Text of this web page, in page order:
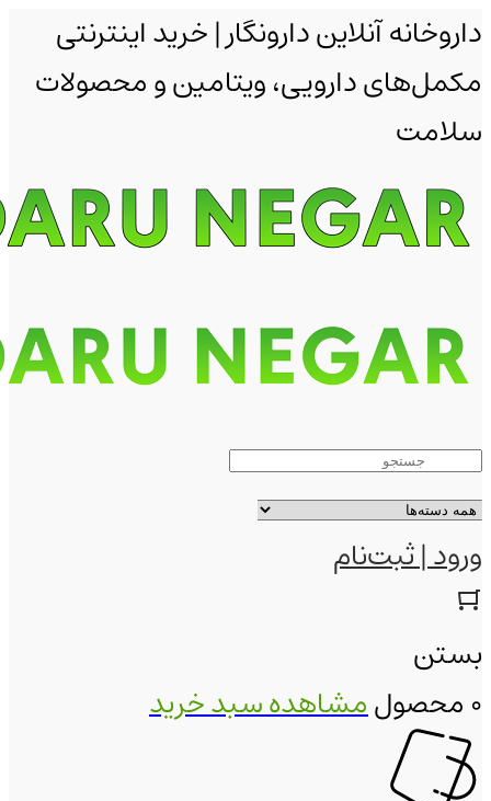
داروخانه آنلاین دارونگار | خرید اینترنتی
مکمل‌های دارویی، ویتامین و محصولات
سلامت
ورود | ثبت‌نام
بستن
0 محصول
مشاهده سبد خرید